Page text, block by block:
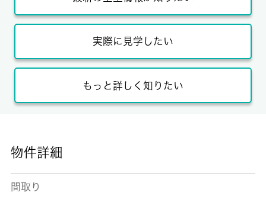
実際に見学したい
もっと詳しく知りたい
物件詳細
間取り